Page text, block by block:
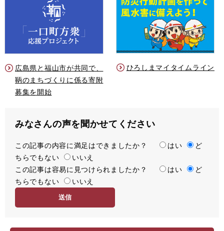
広島県と福山市が共同で、
鞆のまちづくりに係る寄附
募集を開始
ひろしまマイタイムライン
みなさんの声を聞かせてください
満
足
度
この記事の内容に満足はできましたか？ はい
ど
ちらでもない
いいえ
容
易
この記事は容易に見つけられましたか？ はい
ど
ちらでもない
いいえ